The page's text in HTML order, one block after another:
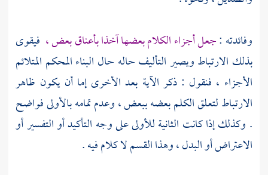
وفائدته :جعل أجزاء الكلام بعضها آخذا بأعناق بعض ، فيقوى
بذلك الارتباط ويصير التأليف حاله حال البناء المحكم المتلائم
الأجزاء ، فنقول : ذكر الآية بعد الأخرى إما أن يكون ظاهر
الارتباط لتعلق الكلم بعضه ببعض ، وعدم تمامه بالأولى فواضح
. وكذلك إذا كانت الثانية للأولى على وجه التأكيد أو التفسير أو
الاعتراض أو البدل ، وهذا القسم لا كلام فيه .